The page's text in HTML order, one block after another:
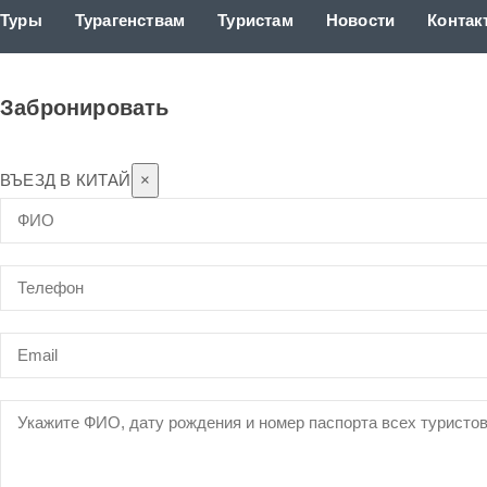
Туры Турагенствам Туристам Новости
Забронировать
ВЪЕЗД В КИТАЙ ×